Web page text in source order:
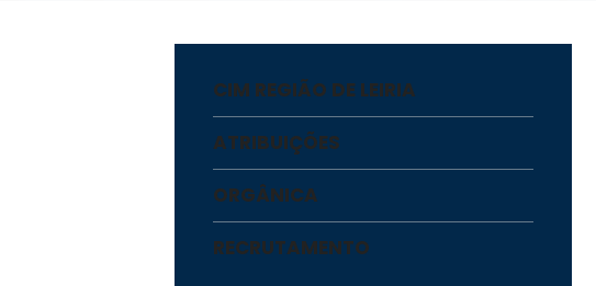
CIM REGIÃO DE LEIRIA
ATRIBUIÇÕES
ORGÂNICA
RECRUTAMENTO